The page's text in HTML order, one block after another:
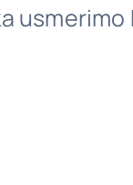
usmerimo